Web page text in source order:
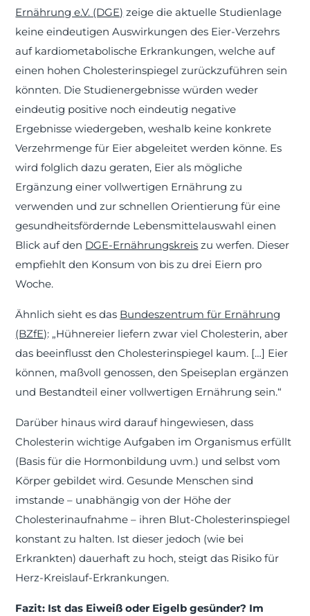
Ernährung e.V. (DGE) zeige die aktuelle Studienlage
keine eindeutigen Auswirkungen des Eier-Verzehrs
auf kardiometabolische Erkrankungen, welche auf
einen hohen Cholesterinspiegel zurückzuführen sein
könnten. Die Studienergebnisse würden weder
eindeutig positive noch eindeutig negative
Ergebnisse wiedergeben, weshalb keine konkrete
Verzehrmenge für Eier abgeleitet werden könne. Es
wird folglich dazu geraten, Eier als mögliche
Ergänzung einer vollwertigen Ernährung zu
verwenden und zur schnellen Orientierung für eine
gesundheitsfördernde Lebensmittelauswahl einen
Blick auf den DGE-Ernährungskreis zu werfen. Dieser
empfiehlt den Konsum von bis zu drei Eiern pro
Woche.
Ähnlich sieht es das Bundeszentrum für Ernährung
(BZfE): „Hühnereier liefern zwar viel Cholesterin, aber
das beeinflusst den Cholesterinspiegel kaum. […] Eier
können, maßvoll genossen, den Speiseplan ergänzen
und Bestandteil einer vollwertigen Ernährung sein.“
Darüber hinaus wird darauf hingewiesen, dass
Cholesterin wichtige Aufgaben im Organismus erfüllt
(Basis für die Hormonbildung uvm.) und selbst vom
Körper gebildet wird. Gesunde Menschen sind
imstande – unabhängig von der Höhe der
Cholesterinaufnahme – ihren Blut-Cholesterinspiegel
konstant zu halten. Ist dieser jedoch (wie bei
Erkrankten) dauerhaft zu hoch, steigt das Risiko für
Herz-Kreislauf-Erkrankungen.
Fazit: Ist das Eiweiß oder Eigelb gesünder? Im